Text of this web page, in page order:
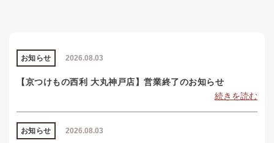
2026.08.03
お知らせ
【京つけもの西利 大丸神戸店】営業終了のお知らせ
続きを読む
2026.08.03
お知らせ